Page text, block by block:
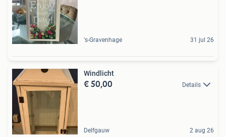
's-Gravenhage 31 jul 26
Windlicht
€ 50,00 Details
Delfgauw 2 aug 26